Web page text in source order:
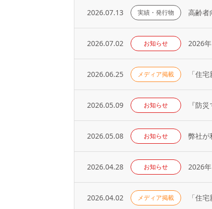
2026.07.13 実績・発行物 高齢者
2026.07.02 お知らせ 2026
2026.06.25 メディア掲載 「住
2026.05.09 お知らせ 『防
2026.05.08 お知らせ 弊社が
2026.04.28 お知らせ 2026
2026.04.02 メディア掲載 「住